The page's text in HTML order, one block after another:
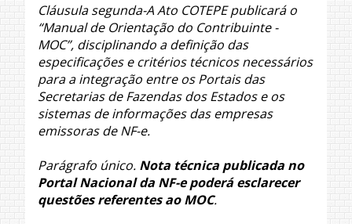
Cláusula segunda-A Ato COTEPE publicará o
“Manual de Orientação do Contribuinte -
MOC”, disciplinando a definição das
especificações e critérios técnicos necessários
para a integração entre os Portais das
Secretarias de Fazendas dos Estados e os
sistemas de informações das empresas
emissoras de NF-e.
Parágrafo único. Nota técnica publicada no
Portal Nacional da NF-e poderá esclarecer
questões referentes ao MOC.